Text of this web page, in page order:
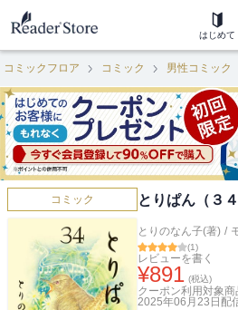
はじめて
コミックフロア コミック 男性コミック
コミック とりぱん（３４
とりのなん子(著) /
(1)
レビューを書く
¥891 (税込)
クーポン利用対象商
2025年06月23日 配